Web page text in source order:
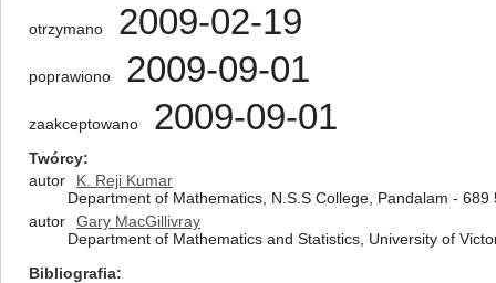
otrzymano 2009-02-19
poprawiono 2009-09-01
zaakceptowano 2009-09-01
Twórcy
autor
K. Reji Kumar
Department of Mathematics, N.S.S College, Pandalam - 689
autor
Gary MacGillivray
Department of Mathematics and Statistics, University of
Bibliografia